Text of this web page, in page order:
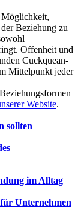
Möglichkeit,
Beziehung zu
Offenheit und
Cuckquean-
Mittelpunkt jeder
Website.
sollten
im Alltag
Unternehmen